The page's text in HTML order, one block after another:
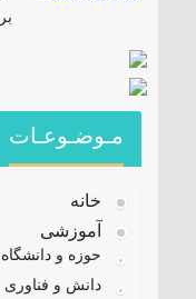
مـوضـوعـات
خانه
آموزشی
حوزه و دانشگاه
دانش و فناوری